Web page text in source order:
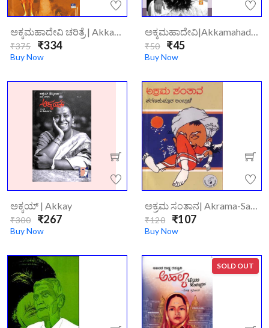
ಅಕ್ಕಮಹಾದೇವಿ ಚರಿತ್ರೆ | Akkamahadevi-Charite/
₹375 ₹334
Buy Now
ಅಕ್ಕಮಹಾದೇವಿ|akkamahadevi
₹50₹45
Buy Now
ಅಕ್ಕಯ್ | Akkay
₹300 ₹267
Buy Now
ಅಕ್ರಮ ಸಂತಾನ| Akrama-Santana/
₹120 ₹107
Buy Now
SOLD OUT